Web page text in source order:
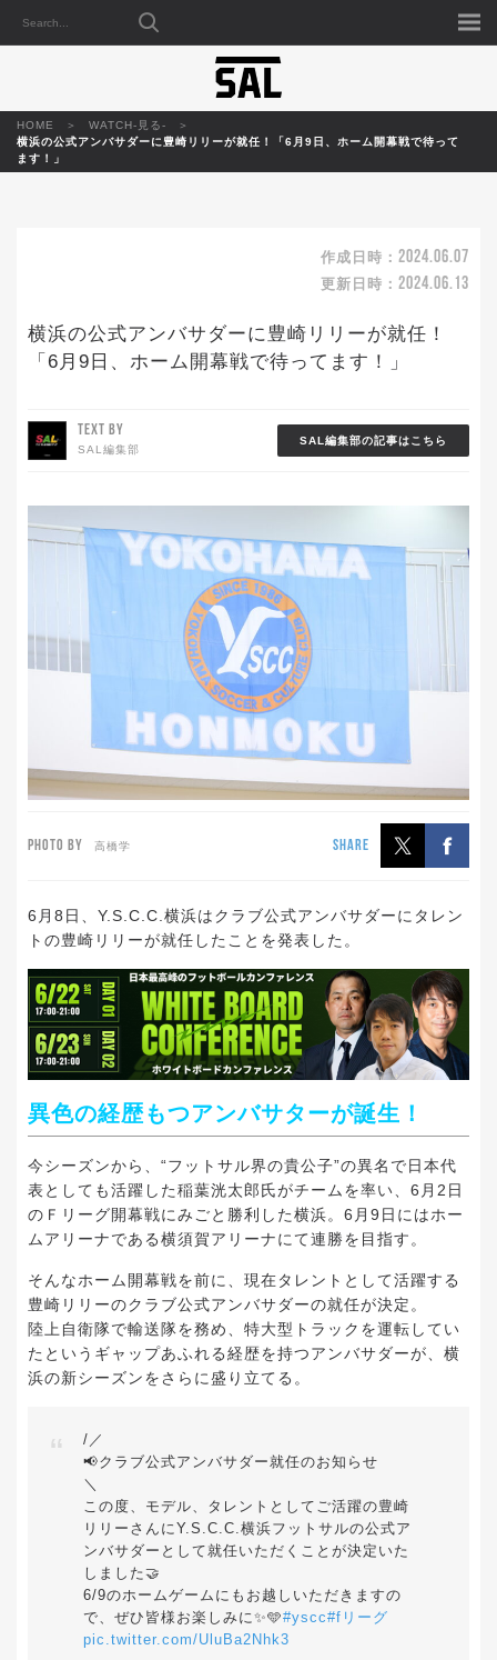
HOME
WATCH-見る-
横浜の公式アンバサダーに豊崎リリーが就任！「6月9日、ホーム開幕戦で待って
ます！」
作成日時： 2024.06.07
更新日時： 2024.06.13
横浜の公式アンバサダーに豊崎リリーが就任！
「6月9日、ホーム開幕戦で待ってます！」
TEXT BY
SAL編集部
SAL編集部の記事はこちら
PHOTO BY 高橋学 SHARE
6月8日、Y.S.C.C.横浜はクラブ公式アンバサダーにタレン
トの豊崎リリーが就任したことを発表した。
異色の経歴もつアンバサターが誕生！
今シーズンから、“フットサル界の貴公子”の異名で日本代
表としても活躍した稲葉洸太郎氏がチームを率い、6月2日
のＦリーグ開幕戦にみごと勝利した横浜。6月9日にはホー
ムアリーナである横須賀アリーナにて連勝を目指す。
そんなホーム開幕戦を前に、現在タレントとして活躍する
豊崎リリーのクラブ公式アンバサダーの就任が決定。
陸上自衛隊で輸送隊を務め、特大型トラックを運転してい
たというギャップあふれる経歴を持つアンバサダーが、横
浜の新シーズンをさらに盛り立てる。
/／
📢クラブ公式アンバサダー就任のお知らせ
＼
この度、モデル、タレントとしてご活躍の豊崎
リリーさんにY.S.C.C.横浜フットサルの公式ア
ンバサダーとして就任いただくことが決定いた
しました🤝
6/9のホームゲームにもお越しいただきますの
で、ぜひ皆様お楽しみに✨🩵#yscc#fリーグ
pic.twitter.com/UluBa2Nhk3